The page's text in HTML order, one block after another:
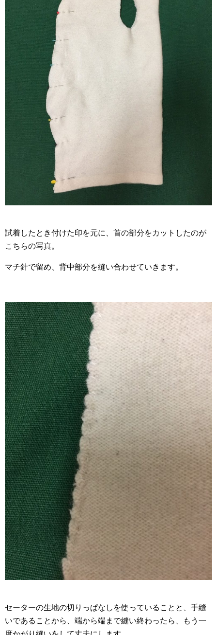
試着したとき付けた印を元に、首の部分をカットしたのが
こちらの写真。
マチ針で留め、背中部分を縫い合わせていきます。
セーターの生地の切りっぱなしを使っていることと、手縫
いであることから、端から端まで縫い終わったら、もう一